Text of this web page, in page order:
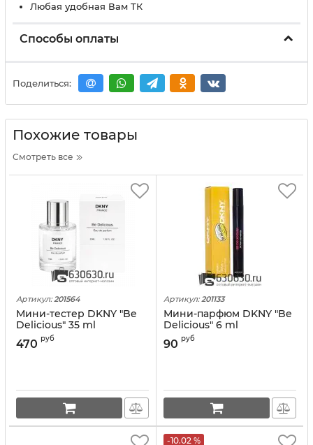
Любая удобная Вам ТК
Способы оплаты
Поделиться:
Похожие товары
Смотреть все
Артикул: 201564
Мини-тестер DKNY "Be
Delicious" 35 ml
470 руб
Артикул: 201133
Мини-парфюм DKNY "Be
Delicious" 6 ml
90 руб
-10.02 %